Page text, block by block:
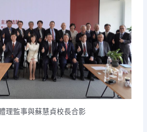
理監事與蘇慧貞校長合影